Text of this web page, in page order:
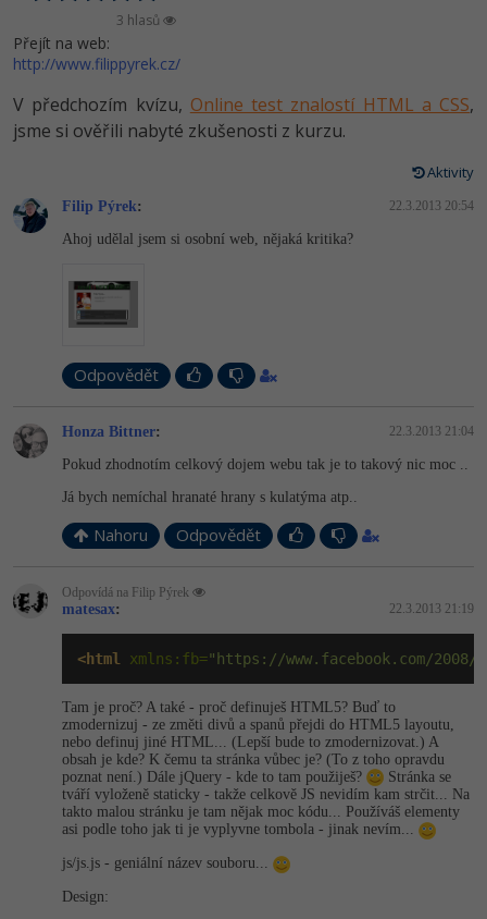
Copywriter
SEO specialista
Algoritmy
Umělá inteligence (AI)
Pro děti
Více
Fórum
Time management
Windows
Sítě
Kybernetická bezpečnost
Ostatní
Fórum
Blog
Kariéra
Pro firmy
3 hlasů
Přejít na web:
http://www.filippyrek.cz/
V předchozím kvízu, Online test znalostí HTML a CSS,
jsme si ověřili nabyté zkušenosti z kurzu.
Aktivity
Filip Pýrek: 22.3.2013 20:54
Ahoj udělal jsem si osobní web, nějaká kritika?
Odpovědět
Honza Bittner: 22.3.2013 21:04
Pokud zhodnotím celkový dojem webu tak je to takový nic moc ..
Já bych nemíchal hranaté hrany s kulatýma atp..
Nahoru Odpovědět
Odpovídá na Filip Pýrek
matesax: 22.3.2013 21:19
<html xmlns:fb="https://www.facebook.com/2008/
Tam je proč? A také - proč definuješ HTML5? Buď to
zmodernizuj - ze změti divů a spanů přejdi do HTML5 layoutu,
nebo definuj jiné HTML... (Lepší bude to zmodernizovat.) A
obsah je kde? K čemu ta stránka vůbec je? (To z toho opravdu
poznat není.) Dále jQuery - kde to tam použiješ?
Stránka se
tváří vyloženě staticky - takže celkově JS nevidím kam strčit... Na
takto malou stránku je tam nějak moc kódu... Používáš elementy
asi podle toho jak ti je vyplyvne tombola - jinak nevím...
js/js.js - geniální název souboru...
Design: